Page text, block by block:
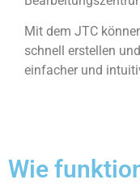
Mit dem JTC
schnell erstellen
einfacher und
Wie